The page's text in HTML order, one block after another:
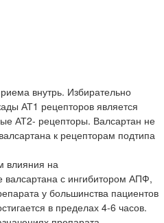
внутрь. Избирательно
АТ1 рецепторов является
АТ2- рецепторы. Валсартан не
к рецепторам подтипа
влияния на
с ингибитором АПФ,
у большинства пациентов
в пределах 4-6 часов.